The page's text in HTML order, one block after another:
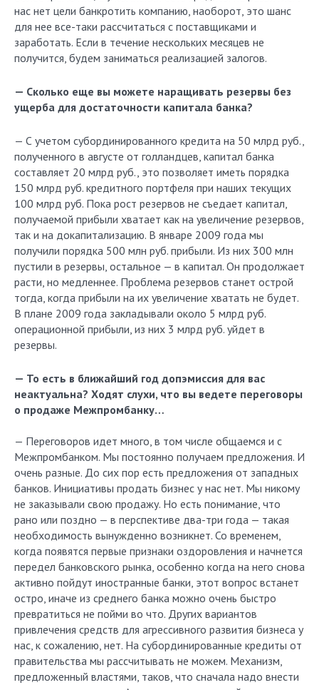
нас нет цели банкротить компанию, наоборот, это шанс
для нее все-таки рассчитаться с поставщиками и
заработать. Если в течение нескольких месяцев не
получится, будем заниматься реализацией залогов.
— Сколько еще вы можете наращивать резервы без
ущерба для достаточности капитала банка?
— С учетом субординированного кредита на 50 млрд руб.,
полученного в августе от голландцев, капитал банка
составляет 20 млрд руб., это позволяет иметь порядка
150 млрд руб. кредитного портфеля при наших текущих
100 млрд руб. Пока рост резервов не съедает капитал,
получаемой прибыли хватает как на увеличение резервов,
так и на докапитализацию. В январе 2009 года мы
получили порядка 500 млн руб. прибыли. Из них 300 млн
пустили в резервы, остальное — в капитал. Он продолжает
расти, но медленнее. Проблема резервов станет острой
тогда, когда прибыли на их увеличение хватать не будет.
В плане 2009 года закладывали около 5 млрд руб.
операционной прибыли, из них 3 млрд руб. уйдет в
резервы.
— То есть в ближайший год допэмиссия для вас
неактуальна? Ходят слухи, что вы ведете переговоры
о продаже Межпромбанку…
— Переговоров идет много, в том числе общаемся и с
Межпромбанком. Мы постоянно получаем предложения. И
очень разные. До сих пор есть предложения от западных
банков. Инициативы продать бизнес у нас нет. Мы никому
не заказывали свою продажу. Но есть понимание, что
рано или поздно — в перспективе два-три года — такая
необходимость вынужденно возникнет. Со временем,
когда появятся первые признаки оздоровления и начнется
передел банковского рынка, особенно когда на него снова
активно пойдут иностранные банки, этот вопрос встанет
остро, иначе из среднего банка можно очень быстро
превратиться не пойми во что. Других вариантов
привлечения средств для агрессивного развития бизнеса у
нас, к сожалению, нет. На субординированные кредиты от
правительства мы рассчитывать не можем. Механизм,
предложенный властями, таков, что сначала надо внести